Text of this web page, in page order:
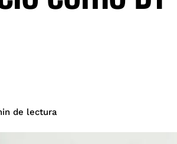
de lectura